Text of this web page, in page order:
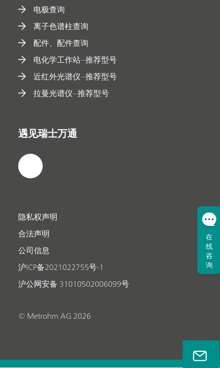
电极查询
离子色谱柱查询
配件、配件查询
电化学工作站--推荐型号
近红外光谱仪--推荐型号
拉曼光谱仪--推荐型号
遇见瑞士万通
隐私权声明
合法声明
公司信息
沪ICP备2021022755号-1
沪公网安备 31010502006099号
© Metrohm AG 2026
在
线
咨
询